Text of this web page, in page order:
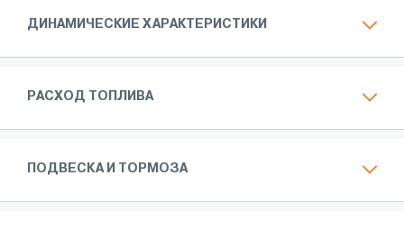
ДИНАМИЧЕСКИЕ ХАРАКТЕРИСТИКИ
РАСХОД ТОПЛИВА
ПОДВЕСКА И ТОРМОЗА